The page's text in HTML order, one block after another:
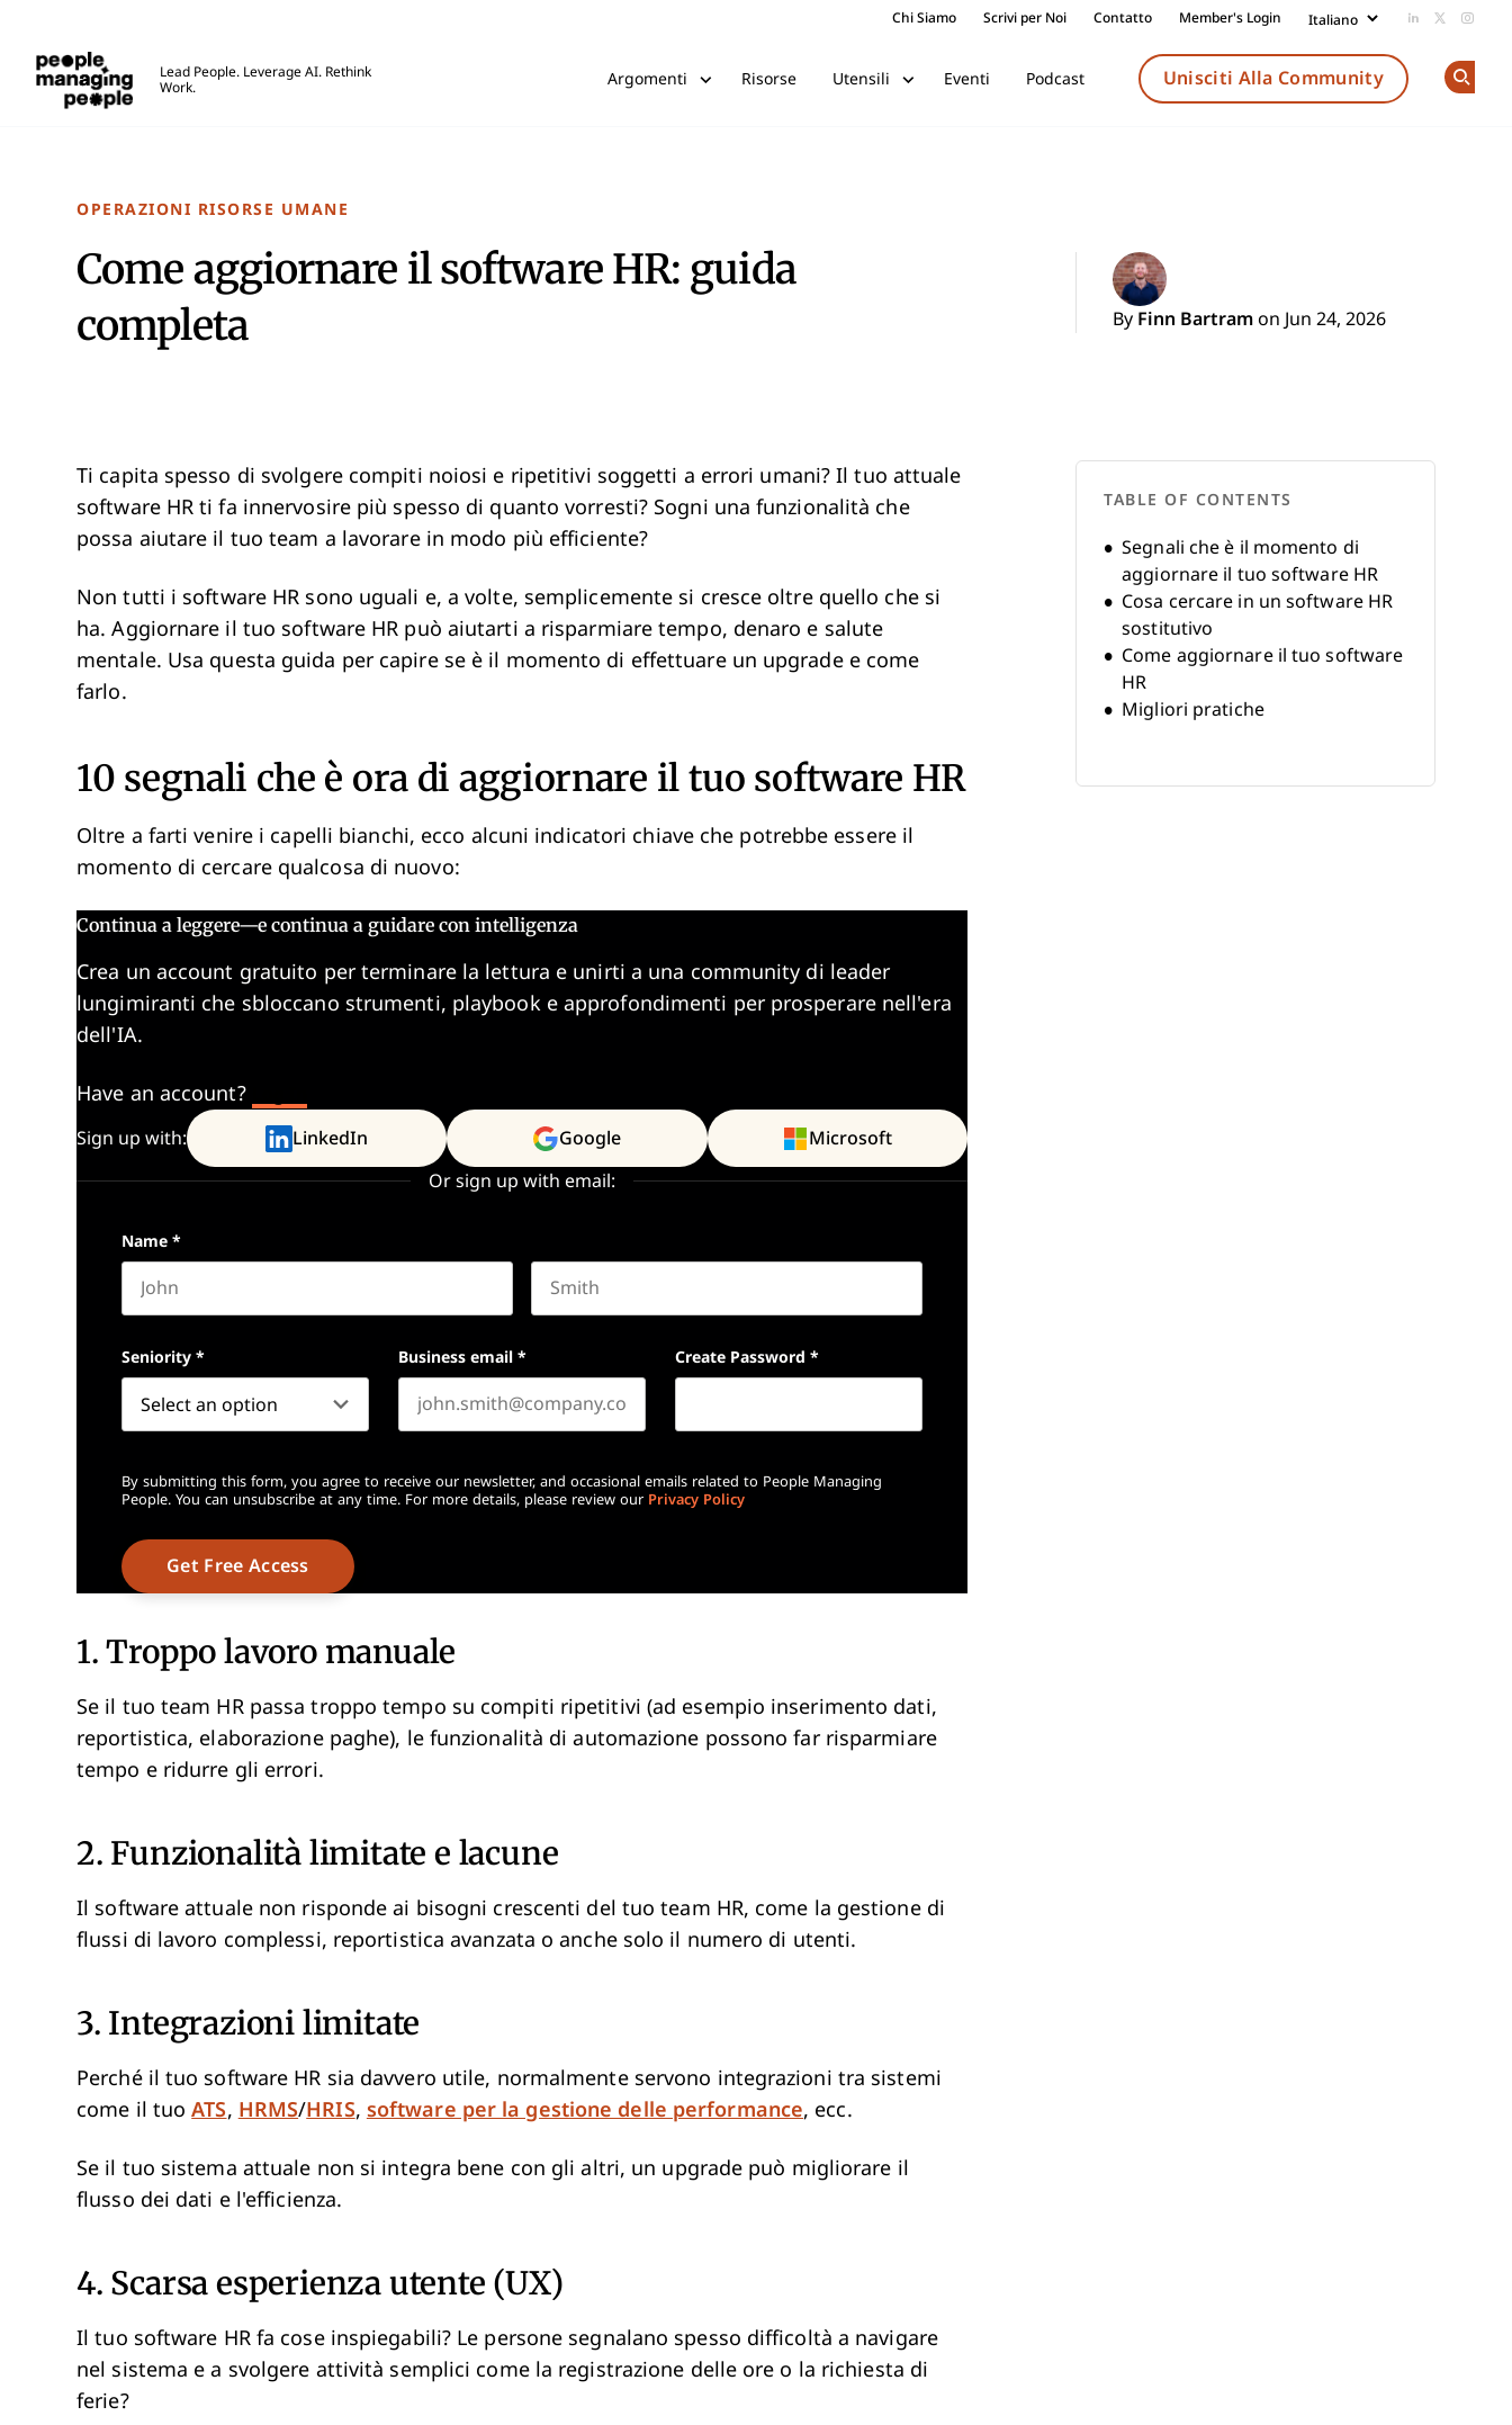
Chi Siamo Scrivi per Noi Contatto Member's Login Add us on
Follow
Lead People. Leverage AI. Rethink
Work.
Argomenti Risorse Utensili Eventi Podcast Unisciti Alla Community
OPERAZIONI RISORSE UMANE
Come aggiornare il software HR: guida
completa
By Finn Bartram on Jun 24, 2026
Ti capita spesso di svolgere compiti noiosi e ripetitivi soggetti a errori umani? Il tuo attuale
software HR ti fa innervosire più spesso di quanto vorresti? Sogni una funzionalità che
possa aiutare il tuo team a lavorare in modo più efficiente?
Non tutti i software HR sono uguali e, a volte, semplicemente si cresce oltre quello che si
ha. Aggiornare il tuo software HR può aiutarti a risparmiare tempo, denaro e salute
mentale. Usa questa guida per capire se è il momento di effettuare un upgrade e come
farlo.
10 segnali che è ora di aggiornare il tuo software HR
Oltre a farti venire i capelli bianchi, ecco alcuni indicatori chiave che potrebbe essere il
momento di cercare qualcosa di nuovo:
Continua a leggere—e continua a guidare con intelligenza
Crea un account gratuito per terminare la lettura e unirti a una community di leader
lungimiranti che sbloccano strumenti, playbook e approfondimenti per prosperare nell'era
dell'IA.
Have an account?
Sign up with: LinkedIn Google Microsoft
Or sign up with email:
Name *
Seniority * Business email * Create Password *
By submitting this form, you agree to receive our newsletter, and occasional emails related to People Managing
People. You can unsubscribe at any time. For more details, please review our Privacy Policy
1. Troppo lavoro manuale
Se il tuo team HR passa troppo tempo su compiti ripetitivi (ad esempio inserimento dati,
reportistica, elaborazione paghe), le funzionalità di automazione possono far risparmiare
tempo e ridurre gli errori.
2. Funzionalità limitate e lacune
Il software attuale non risponde ai bisogni crescenti del tuo team HR, come la gestione di
flussi di lavoro complessi, reportistica avanzata o anche solo il numero di utenti.
3. Integrazioni limitate
Perché il tuo software HR sia davvero utile, normalmente servono integrazioni tra sistemi
come il tuoATS, HRMS/HRIS, software per la gestione delle performance, ecc.
Se il tuo sistema attuale non si integra bene con gli altri, un upgrade può migliorare il
flusso dei dati e l'efficienza.
4. Scarsa esperienza utente (UX)
Il tuo software HR fa cose inspiegabili? Le persone segnalano spesso difficoltà a navigare
nel sistema e a svolgere attività semplici come la registrazione delle ore o la richiesta di
ferie?
TABLE OF CONTENTS
Segnali che è il momento di
aggiornare il tuo software HR
Cosa cercare in un software HR
sostitutivo
Come aggiornare il tuo software
HR
Migliori pratiche